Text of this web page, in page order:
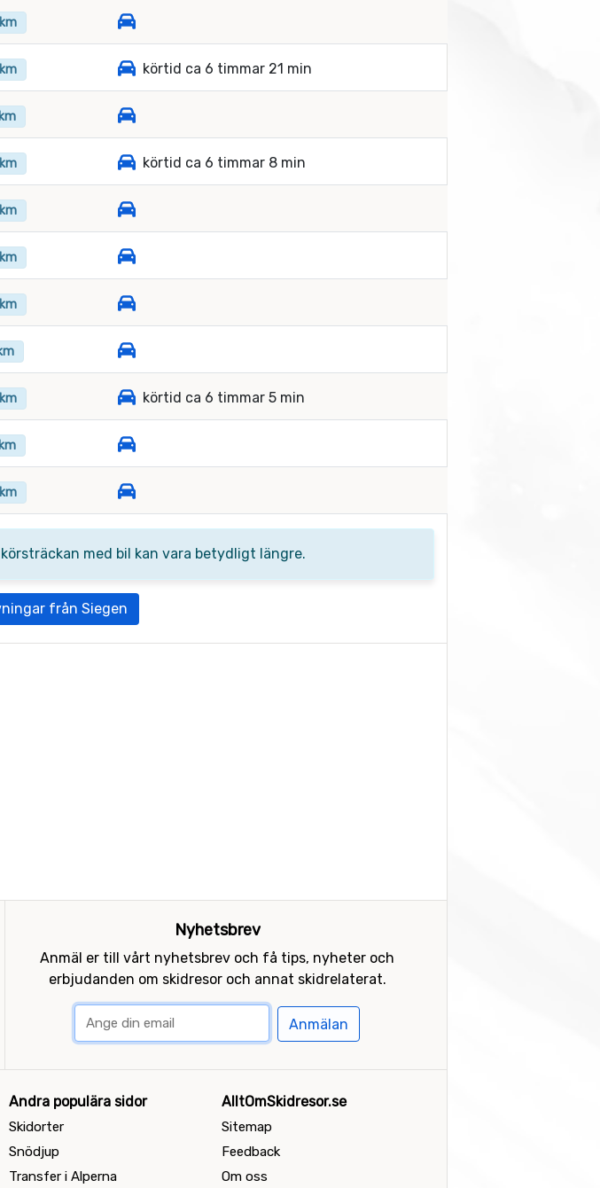
körtid ca 6 timmar 21 min
körtid ca 6 timmar 8 min
körtid ca 6 timmar 5 min
med bil kan vara betydligt längre.
från Siegen
Nyhetsbrev
Anmäl er till vårt nyhetsbrev och få tips, nyheter och
erbjudanden om skidresor och annat skidrelaterat.
Anmälan
Andra populära sidor
Skidorter
Snödjup
Transfer i Alperna
AlltOmSkidresor.se
Sitemap
Feedback
Om oss